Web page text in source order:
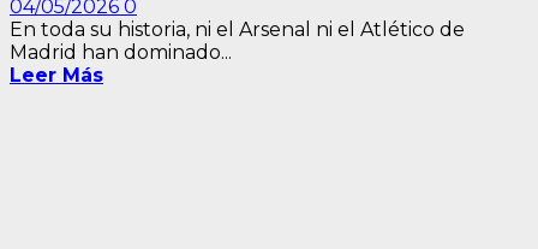
04/05/2026 0
En toda su historia, ni el Arsenal ni el Atlético de
Madrid han dominado...
Leer Más